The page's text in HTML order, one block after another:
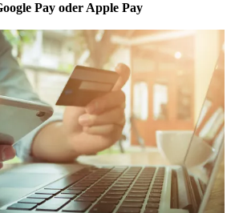
Pay oder Apple Pay